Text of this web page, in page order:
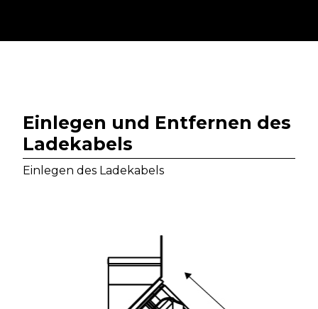
Einlegen und Entfernen des
Ladekabels
Einlegen des Ladekabels